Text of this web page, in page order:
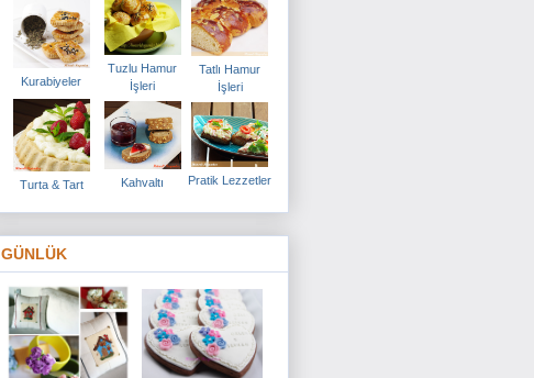
Kurabiyeler
Tuzlu Hamur
İşleri
Tatlı Hamur
İşleri
Turta & Tart Kahvaltı Pratik Lezzetler
GÜNLÜK